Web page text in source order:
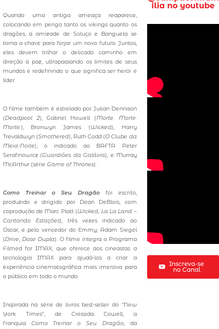
Quando uma antiga ameaça reaparece,
colocando em perigo tanto os vikings quanto os
dragões, a amizade de Soluço e Banguela se
torna a chave para forjar um novo futuro. Juntos,
eles devem trilhar o delicado caminho em
direção à paz, ultrapassando os limites de seus
mundos e redefinindo o que significa ser herói e
líder.
O filme também é estrelado por Julian Dennison
(Deadpool 2), Gabriel Howell (Morte. Morte.
Morte. ), Bronwyn James (Wicked), Harry
Trevaldwyn (Smothered), Ruth Codd (O Clube da
Meia-Noite), o indicado ao BAFTA Peter
Serafinowicz (Guardiões da Galáxia), e Murray
McArthur (série Game of Thrones).
Como Treinar o Seu Dragãofoi escrito,
produzido e dirigido por Dean DeBlois, com
coprodução de Marc Platt (Wicked La La Land –
Cantando Estações), três vezes indicado ao
Oscar, e pelo vencedor do Emmy, Adam Siegel
(Drive Dose Dupla). O filme integra o Programa
Filmed for IMAX, que oferece aos cineastas a
tecnologia IMAX para ajudá-los a criar a
experiência cinematográfica mais imersiva para
o público em todo o mundo.
Inspirada na série de livros best-seller do “New
York Times”, de Cressida Cowell, a
franquia Como Treinar o Seu Dragão, da
ilia no youtube
Inscreva-se
no Canal